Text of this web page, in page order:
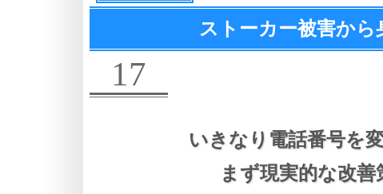
ストーカー被害から
17
いきなり電話番号を
まず現実的な改善